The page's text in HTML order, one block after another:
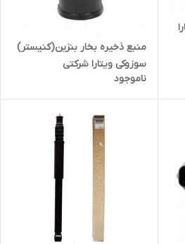
منبع ذخیره بخار بنزین(کنیستر)
سوزوکی ویتارا شرکتی
ناموجود